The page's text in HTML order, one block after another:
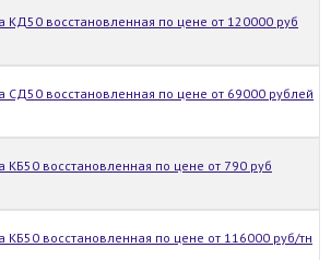
КД50 восстановленная по цене от 120000 руб
СД50 восстановленная по цене от 69000 рублей
КБ50 восстановленная по цене от 790 руб
КБ50 восстановленная по цене от 116000 руб/тн